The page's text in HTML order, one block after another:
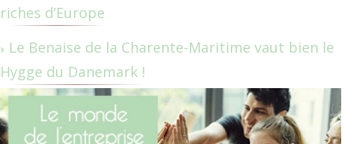
riches d’Europe
Le Benaise de la Charente-Maritime vaut bien le
Hygge du Danemark !